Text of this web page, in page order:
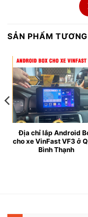
Địa điểm lắp
♥︎ Đặc điểm của
✦ Lắp Camera 360
quyết những rủi ro
SẢN PHẨM
Địa chỉ lắp Android
cho xe VinFast VF3 ở
Bình Thạnh